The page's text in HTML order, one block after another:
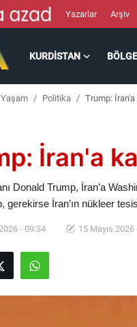
Yazarlar Arşiv
KURDISTAN
Yaşam Politika Trump:
İran'a
Donald Trump, İran’a
gerekirse İran’ın nükleer
- 09:34 15 Mayıs 2026